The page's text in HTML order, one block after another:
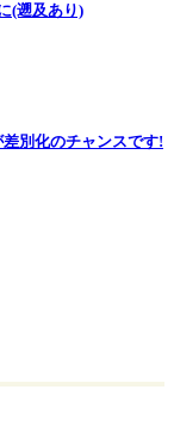
(遡及あり)
別化のチャンスです!